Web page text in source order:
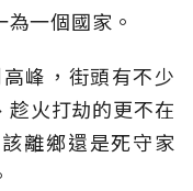
一個國家。
峰，街頭有不少
火打劫的更不在
離鄉還是死守家